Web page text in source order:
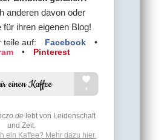
anderen davon oder
für ihren eigenen Blog!
teile auf: Facebook
•
• Pinterest
lebt von Leidenschaft
und Zeit.
ein Kaffee? Mehr dazu hier.